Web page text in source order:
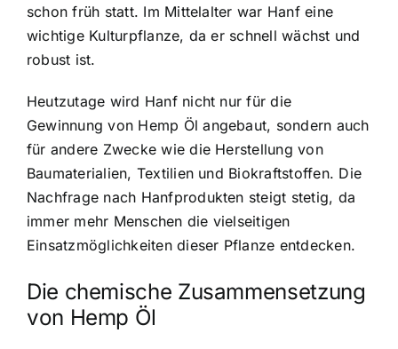
schon früh statt. Im Mittelalter war Hanf eine
wichtige Kulturpflanze, da er schnell wächst und
robust ist.
Heutzutage wird Hanf nicht nur für die
Gewinnung von Hemp Öl angebaut, sondern auch
für andere Zwecke wie die Herstellung von
Baumaterialien, Textilien und Biokraftstoffen. Die
Nachfrage nach Hanfprodukten steigt stetig, da
immer mehr Menschen die vielseitigen
Einsatzmöglichkeiten dieser Pflanze entdecken.
Die chemische Zusammensetzung
von Hemp Öl